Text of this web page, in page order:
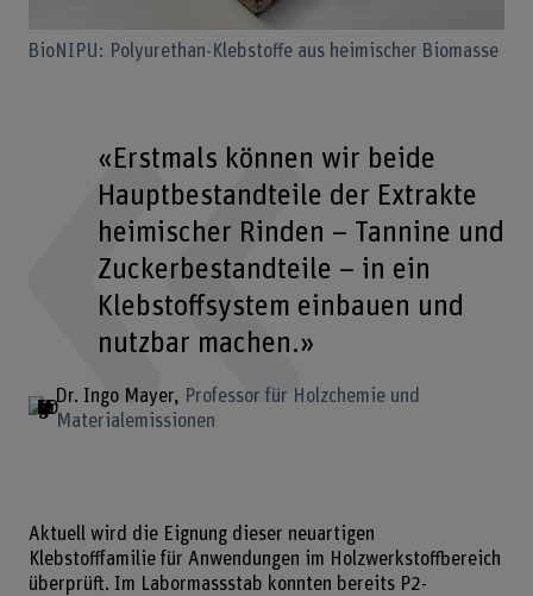
BioNIPU: Polyurethan-Klebstoffe aus heimischer Biomasse
«Erstmals können wir beide
Hauptbestandteile der Extrakte
heimischer Rinden – Tannine und
Zuckerbestandteile – in ein
Klebstoffsystem einbauen und
nutzbar machen.»
Dr. Ingo Mayer
Professor für Holzchemie und
Materialemissionen
Aktuell wird die Eignung dieser neuartigen
Klebstofffamilie für Anwendungen im Holzwerkstoffbereich
überprüft. Im Labormassstab konnten bereits P2-